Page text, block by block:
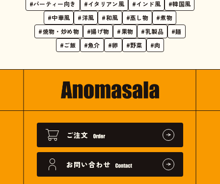
#パーティー向き
#イタリアン風 #インド風
#韓国風
#中華風
#洋風 #和風 #蒸し物
#煮物
#焼物・炒め物
#揚げ物 #果物 #乳製品
#麺
#ご飯
#魚介 #卵 #野菜 #肉
ご注文
お問い合わせ